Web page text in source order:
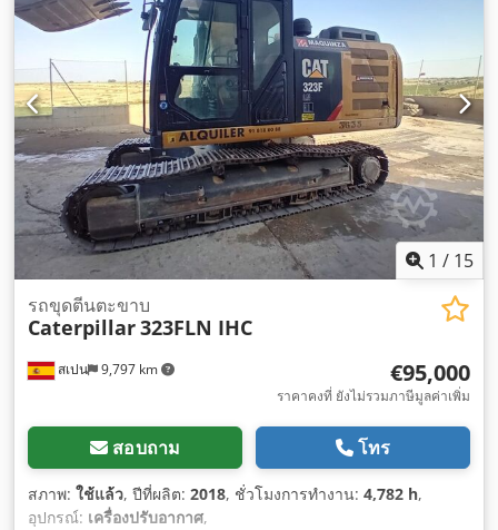
1 / 15
สเปน 9,797 km
รถขุดตีนตะขาบ
Caterpillar323FLN IHC
€95,000
ราคาคงที่ ยังไม่รวมภาษีมูลค่าเพิ่ม
สอบถาม โทร
สภาพ: ใช้แล้ว, ปีที่ผลิต: 2018, ชั่วโมงการทำงาน: 4,782 h,
อุปกรณ์: เครื่องปรับอากาศ,